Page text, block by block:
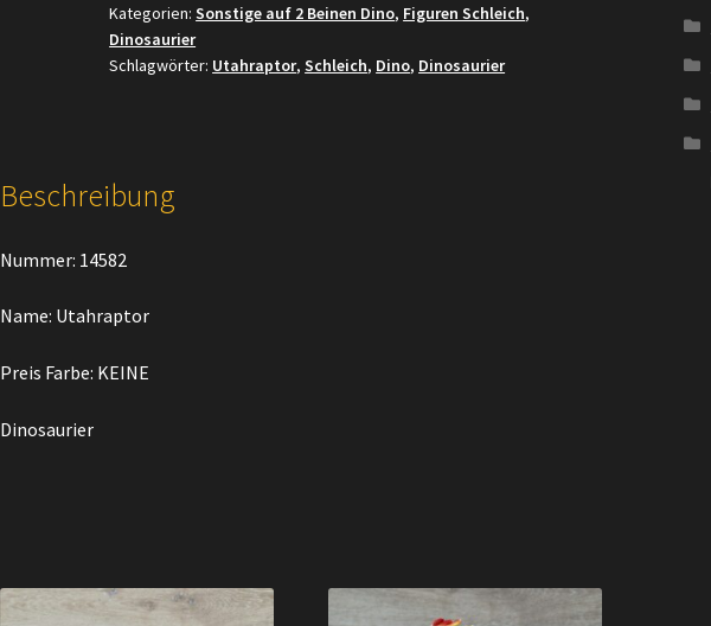
Kategorien:Sonstige auf 2 Beinen Dino, Figuren Schleich,
Dinosaurier
Schlagwörter: Utahraptor,Schleich, Dino, Dinosaurier
Beschreibung
Nummer: 14582
Name: Utahraptor
Preis Farbe: KEINE
Dinosaurier